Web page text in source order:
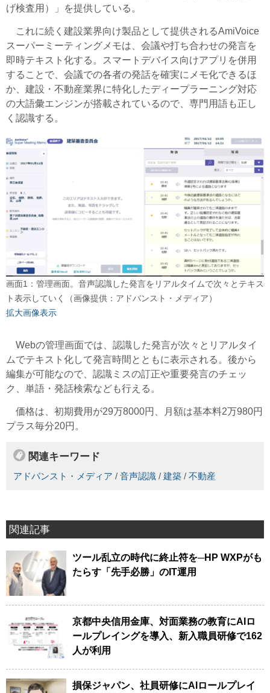
げ検査用）」を提供している。
これに続く建設業界向け製品として提供されるAmiVoice
スーパーミーティングメモは、会議や打ち合わせの発言を
即時テキスト化する。スマートデバイス向けアプリを併用
することで、会議での各者の発話を確実にメモ化できるほ
か、建設・不動産業界に特化したディープラーニング対応
の大語彙エンジンが搭載されているので、専門用語も正し
く認識する。
画面1：管理画面。音声認識した発言をリアルタイムで次々とテキス
ト表示していく（画像提供：アドバンスト・メディア）
拡大画像表示
Webの管理画面では、認識した発言が次々とリアルタイ
ムでテキスト化して発言時間とともに表示される。後から
編集が可能なので、認識ミスの訂正や重要発言のチェッ
ク、単語・発話検索なども行える。
価格は、初期費用が29万8000円、月額は基本料2万980円
プラス毎分20円。
関連キーワード
アドバンスト・メディア / 音声認識 / 建築 / 不動産
関連記事
ツール乱立の時代に終止符を─HP WXPがも
たらす「先手必勝」のIT運用
京都中央信用金庫、対面業務の教育にAIロ
ールプレイングを導入、新入職員研修で162
人が利用
損保ジャパン、社員研修にAIロールプレイ